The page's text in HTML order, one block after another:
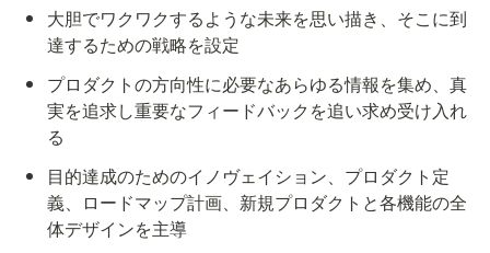
大胆でワクワクするような未来を思い描き、そこに到
達するための戦略を設定
プロダクトの方向性に必要なあらゆる情報を集め、真
実を追求し重要なフィードバックを追い求め受け入れ
る
目的達成のためのイノヴェイション、プロダクト定
義、ロードマップ計画、新規プロダクトと各機能の全
体デザインを主導